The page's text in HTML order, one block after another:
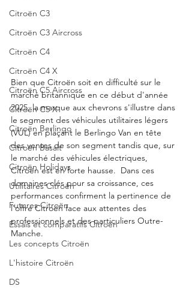
Citroën C3
Citroën C3 Aircross
Citroën C4
Citroën C4 X
Citroën C5 Aircross
Citroën C5 X
Citroën Berlingo
Citroën Basalt
Citroën Holidays
Utilitaires Citroën
Futures Citroën
Essais et comparatifs Citroën
Les concepts Citroën
L'histoire Citroën
DS
Bien que Citroën soit en difficulté sur le
marché britannique en ce début d'année
2025, la marque aux chevrons s'illustre dans
le segment des véhicules utilitaires légers
(VUL) en plaçant le Berlingo Van en tête
des ventes de son segment tandis que, sur
le marché des véhicules électriques,
Citroën est en forte hausse.  Dans ces
domaines clés pour sa croissance, ces
performances confirment la pertinence de
l'offre Citroën face aux attentes des
professionnels et des particuliers Outre-
Manche.